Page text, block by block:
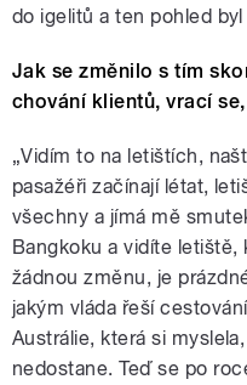
do igelitů a ten pohled
Jak se změnilo s tím
chování klientů, vrací
„Vidím to na letištích,
pasažéři začínají létat,
všechny a jímá mě
Bangkoku a vidíte letiště,
žádnou změnu, je
jakým vláda řeší
Austrálie, která si
nedostane. Teď se po